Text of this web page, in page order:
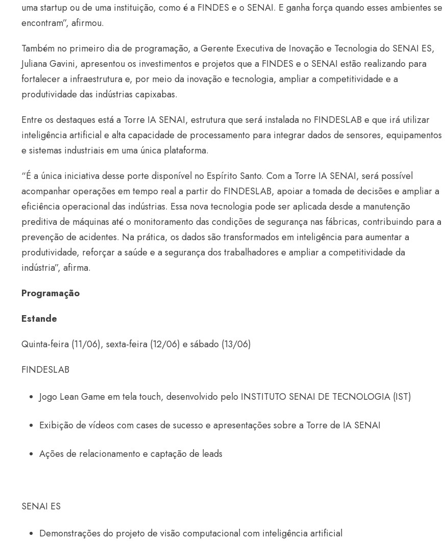
uma startup ou de uma instituição, como é a FINDES e o SENAI. E ganha força quando esses ambientes se
encontram”, afirmou.
Também no primeiro dia de programação, a Gerente Executiva de Inovação e Tecnologia do SENAI ES,
Juliana Gavini, apresentou os investimentos e projetos que a FINDES e o SENAI estão realizando para
fortalecer a infraestrutura e, por meio da inovação e tecnologia, ampliar a competitividade e a
produtividade das indústrias capixabas.
Entre os destaques está a Torre IA SENAI, estrutura que será instalada no FINDESLAB e que irá utilizar
inteligência artificial e alta capacidade de processamento para integrar dados de sensores, equipamentos
e sistemas industriais em uma única plataforma.
“É a única iniciativa desse porte disponível no Espírito Santo. Com a Torre IA SENAI, será possível
acompanhar operações em tempo real a partir do FINDESLAB, apoiar a tomada de decisões e ampliar a
eficiência operacional das indústrias. Essa nova tecnologia pode ser aplicada desde a manutenção
preditiva de máquinas até o monitoramento das condições de segurança nas fábricas, contribuindo para a
prevenção de acidentes. Na prática, os dados são transformados em inteligência para aumentar a
produtividade, reforçar a saúde e a segurança dos trabalhadores e ampliar a competitividade da
indústria”, afirma.
Programação
Estande
Quinta-feira (11/06), sexta-feira (12/06) e sábado (13/06)
FINDESLAB
Jogo Lean Game em tela touch, desenvolvido pelo INSTITUTO SENAI DE TECNOLOGIA (IST)
Exibição de vídeos com cases de sucesso e apresentações sobre a Torre de IA SENAI
Ações de relacionamento e captação de leads
SENAI ES
Demonstrações do projeto de visão computacional com inteligência artificial